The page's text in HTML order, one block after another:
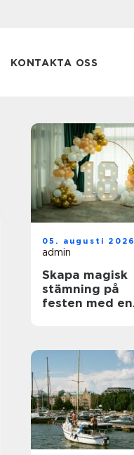
KONTAKTA OSS
05. augusti 2026
admin
Skapa magisk
stämning på
festen med en